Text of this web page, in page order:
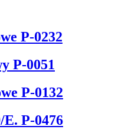
P-0232
P-0051
P-0132
P-0476